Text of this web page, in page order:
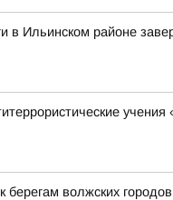
в Ильинском районе
учения
волжских городов